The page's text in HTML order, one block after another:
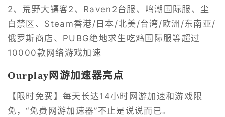
2、荒野大镖客2、Raven2台服、鸣潮国际服、尘
白禁区、Steam香港/日本/北美/台湾/欧洲/东南亚/
俄罗斯商店、PUBG绝地求生吃鸡国际服等超过
10000款网络游戏加速
Ourplay网游加速器亮点
【限时免费】每天长达14小时网游加速和游戏限
免，“免费网游加速器”不止是说说而已。